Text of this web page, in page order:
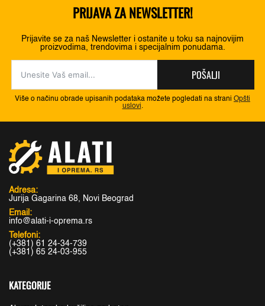
PRIJAVA ZA NEWSLETTER!
Prijavite se za naš Newsletter i ostanite u toku sa najnovijim
proizvodima, trendovima i specijalnim ponudama.
POŠALJI
Više o načinu obrade upisanih podataka možete pogledati na strani Opšti
uslovi .
Adresa:
Jurija Gagarina 68, Novi Beograd
Email:
info@alati-i-oprema.rs
Telefoni:
(+381) 61 24-34-739
(+381) 65 24-03-955
KATEGORIJE